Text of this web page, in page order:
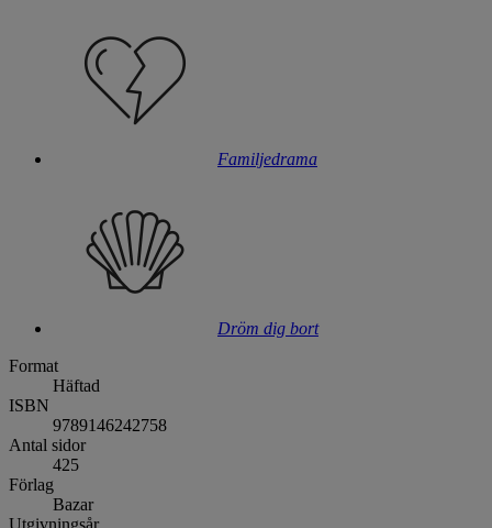
Familjedrama
Dröm dig bort
Format
Häftad
ISBN
9789146242758
Antal sidor
425
Förlag
Bazar
Utgivningsår